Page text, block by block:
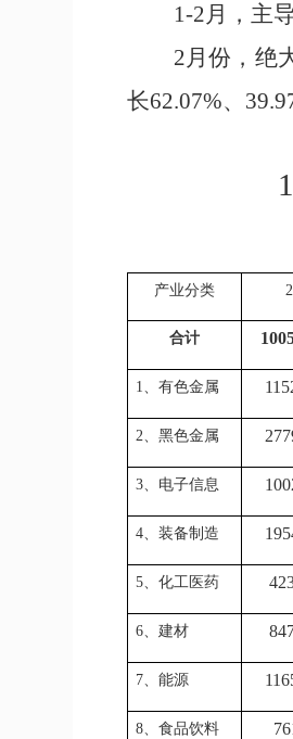
1-2月，主
2月份 ， 绝
长62.07%、
产业分类 2
合计
1、有色金属
2、黑色金属
3、电子信息
4、装备制造
5、化工医药
6、建材
7、能源
8、食品饮料